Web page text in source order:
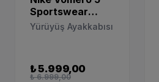
Sportswear
Beyaz Spor
Yürüyüş Ayakkabısı
₺ 5.999,00
₺ 6.999,00